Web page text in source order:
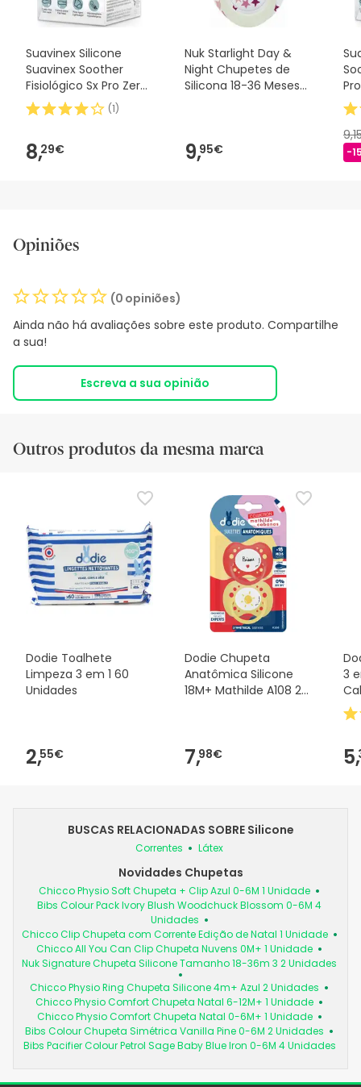
Suavinex Silicone
Suavinex Soother
Fisiológico Sx Pro Zero
2m 1 peça
(1)
8,29€
Nuk Starlight Day &
Night Chupetes de
Silicona 18-36 Meses
9,95€ -
Opiniões
(0 opiniões)
Ainda não há avaliações sobre este produto. Compartilhe
a sua!
Escreva a sua opinião
Outros produtos da mesma marca
Dodie Toalhete
Limpeza 3 em 1 60
Unidades
2,55€
Dodie Chupeta
Anatômica Silicone
18M+ Mathilde A108 2
7,98€
3
5,
BUSCAS RELACIONADAS SOBRE Silicone
Correntes Látex
Novidades Chupetas
Chicco Physio Soft Chupeta + Clip Azul 0-6M 1 Unidade
Bibs Colour Pack Ivory Blush Woodchuck Blossom 0-6M 4
Unidades
Chicco Clip Chupeta com Corrente Edição de Natal 1 Unidade
Chicco All You Can Clip Chupeta Nuvens 0M+ 1 Unidade
Nuk Signature Chupeta Silicone Tamanho 18-36m 3 2 Unidades
Chicco Physio Ring Chupeta Silicone 4m+ Azul 2 Unidades
Chicco Physio Comfort Chupeta Natal 6-12M+ 1 Unidade
Chicco Physio Comfort Chupeta Natal 0-6M+ 1 Unidade
Bibs Colour Chupeta Simétrica Vanilla Pine 0-6M 2 Unidades
Bibs Pacifier Colour Petrol Sage Baby Blue Iron 0-6M 4 Unidades